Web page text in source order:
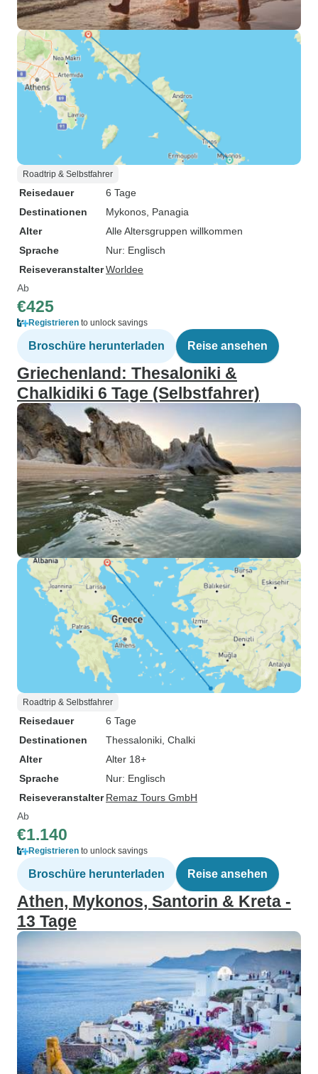
Roadtrip & Selbstfahrer
Reisedauer
6 Tage
Destinationen
Mykonos , Panagia
Alter
Alle Altersgruppen willkommen
Sprache
Nur: Englisch
ReiseveranstalterWorldee
Ab
€425
Registrieren to unlock savings
Broschüre herunterladen Reise ansehen
Griechenland: Thesaloniki &
Chalkidiki 6 Tage (Selbstfahrer)
Roadtrip & Selbstfahrer
Reisedauer
6 Tage
Destinationen
Thessaloniki , Chalki
Alter
Alter 18+
Sprache
Nur: Englisch
Reiseveranstalter Remaz Tours GmbH
Ab
€1.140
Registrieren to unlock savings
Broschüre herunterladen Reise ansehen
Athen, Mykonos, Santorin & Kreta -
13 Tage